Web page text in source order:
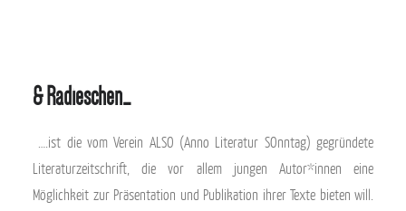
& Radieschen…
….ist die vom Verein ALSO (Anno Literatur SOnntag) gegründete
Literaturzeitschrift, die vor allem jungen Autor*innen eine
Möglichkeit zur Präsentation und Publikation ihrer Texte bieten will.